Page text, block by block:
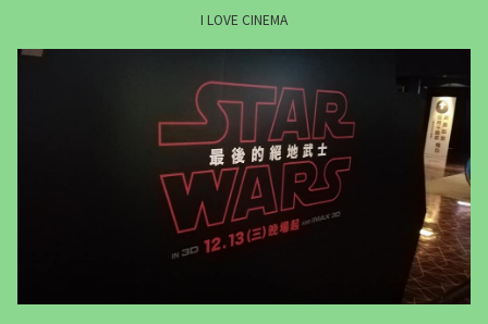
I LOVE CINEMA